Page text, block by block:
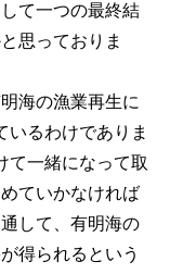
て一つの最終結
思っておりま
海の漁業再生に
いるわけでありま
て一緒になって取
ていかなければ
して、有明海の
得られるという